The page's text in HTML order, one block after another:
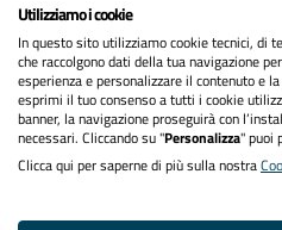
Informativa privacy
Dichiarazione di accessibilità
Utilizziamo i cookie
In questo sito utilizziamo cookie tecnici, di
che raccolgono dati della tua navigazione
esperienza e personalizzare il contenuto e
esprimi il tuo consenso a tutti i cookie
banner, la navigazione proseguirà con
necessari. Cliccando su "Personalizza" puoi
Clicca qui per saperne di più sulla nostra